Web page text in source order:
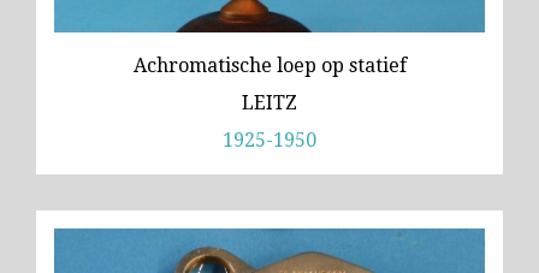
Achromatische loep op statief
LEITZ
1925-1950